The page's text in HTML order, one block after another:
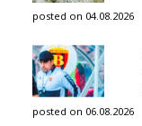
posted on 04.08.2026
posted on 06.08.2026